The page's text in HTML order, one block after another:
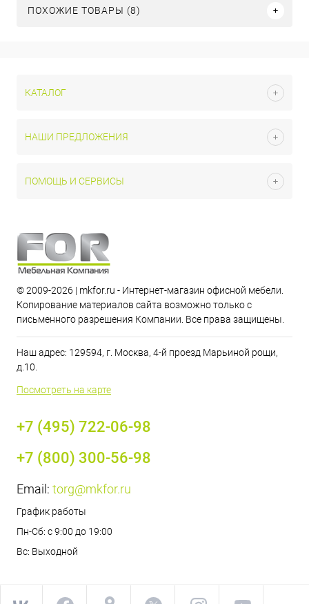
ПОХОЖИЕ ТОВАРЫ (8)
КАТАЛОГ
НАШИ ПРЕДЛОЖЕНИЯ
ПОМОЩЬ И СЕРВИСЫ
© 2009-2026 | mkfor.ru - Интернет-магазин офисной мебели.
Копирование материалов сайта возможно только с
письменного разрешения Компании. Все права защищены.
Наш адрес: 129594, г. Москва, 4-й проезд Марьиной рощи,
д.10.
Посмотреть на карте
+7 (495) 722-06-98
+7 (800) 300-56-98
Email: torg@mkfor.ru
График работы
Пн-Сб: с 9:00 до 19:00
Вс: Выходной